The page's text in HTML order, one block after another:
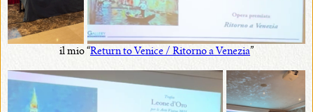
il mio “ Return to Venice / Ritorno a Venezia